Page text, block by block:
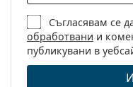
Код:
Съгласявам се
обработвани и
публикувани в